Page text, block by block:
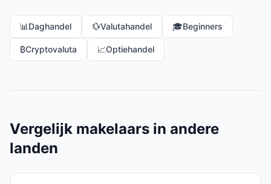
📊 Daghandel 💱Valutahandel 🎓Beginners
₿Cryptovaluta 📈Optiehandel
Vergelijk makelaars in andere
landen